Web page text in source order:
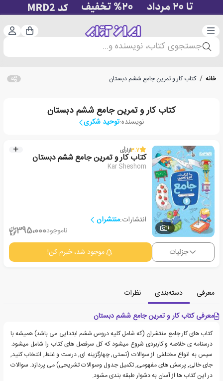
دسته‌بندی سبد
جستجوی کتاب، نویسنده و...
خانه / کتاب کار و تمرین جامع ششم دبستان
کتاب کار و تمرین جامع ششم دبستان
نویسنده:توحید شکری
1
3.7از1رأی
کتاب کار و تمرین جامع ششم دبستان
Kar Sheshom
انتشارات:منتشران
ناموجود395،000
جزئیات موجود شد، خبرم کن!
معرفی دسته‌بندی
نظرات
معرفی کتاب کار و تمرین جامع ششم دبستان
کتاب های کار جامع منتشران (که شامل کلیه دروس ششم ابتدایی می باشد) همیشه با
درسنامه ی خلاصه و کاربردی شروع میشود که کل سرفصل های کتاب را شامل میشود.
سپس به انواع مختلفی از سوالات (تستی, چهارگزینه ای, درست و غلط, انتخاب کنید,
جای خالی, پرسش های مفهومی, تکمیل جدول وسوالات تشریحی) می پردازد. سوالات
در این کتاب ها از آسان به دشوار طبقه بندی مشود.